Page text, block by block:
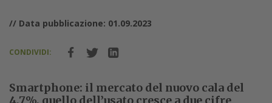
// Data pubblicazione: 01.09.2023
CONDIVIDI:
Smartphone: il mercato del nuovo cala del
4,7%, quello dell’usato cresce a due cifre